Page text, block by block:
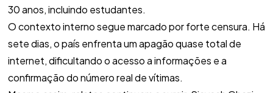
30 anos, incluindo estudantes.
O contexto interno segue marcado por forte censura. Há
sete dias, o país enfrenta um apagão quase total de
internet, dificultando o acesso a informações e a
confirmação do número real de vítimas.